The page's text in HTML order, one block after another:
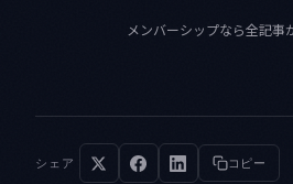
メンバーシップなら全記事
シェア コピー